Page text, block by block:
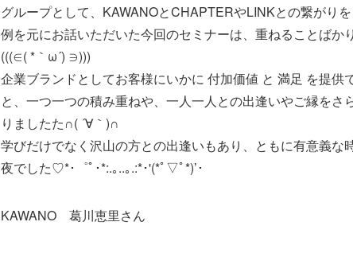
グループとして、KAWANOとCHAPTERやLINKとの繋がり
例を元にお話いただいた今回のセミナーは、重ねることば
(((∈( *｀ω´) ∋)))
企業ブランドとしてお客様にいかに 付加価値 と 満足 を提
と、一つ一つの積み重ねや、一人一人との出逢いやご縁を
りましたた∩( ´∀｀)∩
学びだけでなく沢山の方との出逢いもあり、ともに有意義
夜でした♡*･゜ﾟ･*:.｡..｡.:*･'(*ﾟ▽ﾟ*)’･
KAWANO 葛川恵里さん